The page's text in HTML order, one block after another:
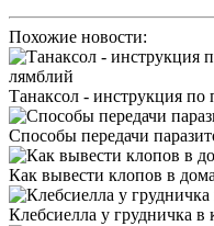
Похожие новости:
Танаксол - инструкция
Способы передачи
Как вывести клопов в
Клебсиелла у грудничка